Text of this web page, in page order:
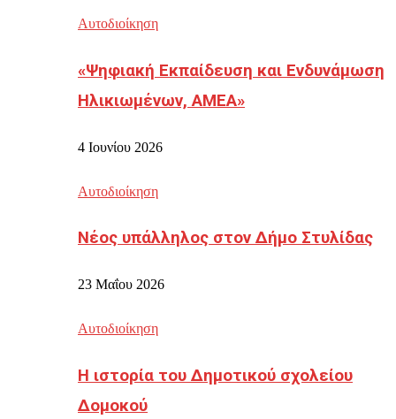
Αυτοδιοίκηση
«Ψηφιακή Εκπαίδευση και Ενδυνάμωση
Ηλικιωμένων, ΑΜΕΑ»
4 Ιουνίου 2026
Αυτοδιοίκηση
Νέος υπάλληλος στον Δήμο Στυλίδας
23 Μαΐου 2026
Αυτοδιοίκηση
Η ιστορία του Δημοτικού σχολείου
Δομοκού